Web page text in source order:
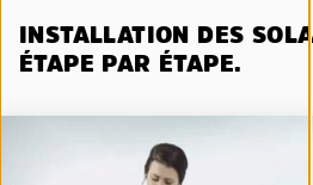
INSTALLATION DES
ÉTAPE PAR ÉTAPE.